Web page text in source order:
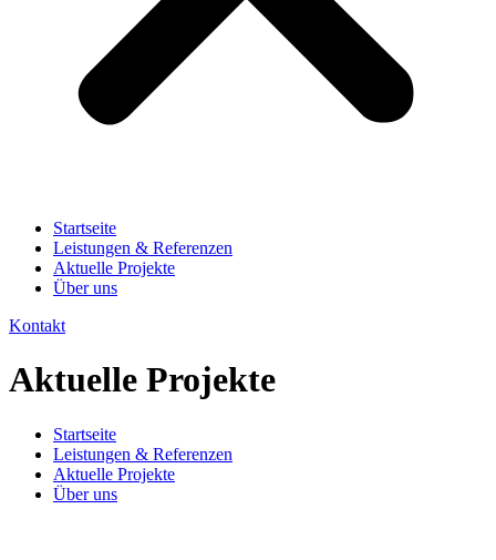
Startseite
Leistungen & Referenzen
Aktuelle Projekte
Über uns
Kontakt
Aktuelle Projekte
Startseite
Leistungen & Referenzen
Aktuelle Projekte
Über uns